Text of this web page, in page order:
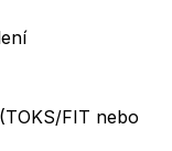
FIT nebo